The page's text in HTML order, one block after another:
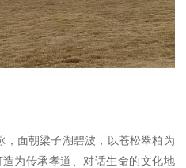
，面朝梁子湖碧波，以苍松翠柏为
为传承孝道、对话生命的文化地